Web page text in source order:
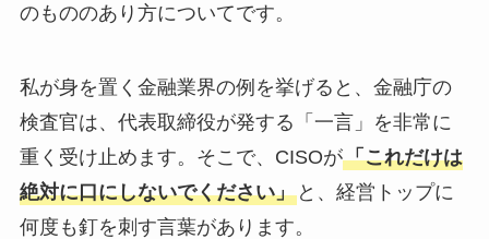
のもののあり方についてです。
私が身を置く金融業界の例を挙げると、金融庁の
検査官は、代表取締役が発する「一言」を非常に
重く受け止めます。そこで、CISOが「これだけは
絶対に口にしないでください」と、経営トップに
何度も釘を刺す言葉があります。